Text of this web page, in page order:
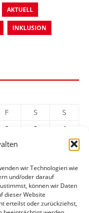
wir Technologien wie
und/oder darauf
können wir Daten
dieser Website
erteilst oder zurückziehst,
AKTUELL
INKLUSION
F S
S
2 3
4
9
23 24
30
31